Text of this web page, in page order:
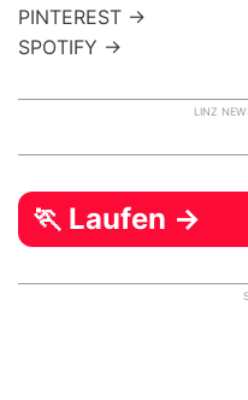
PINTEREST →
SPOTIFY →
LINZ
🏃 Laufen →